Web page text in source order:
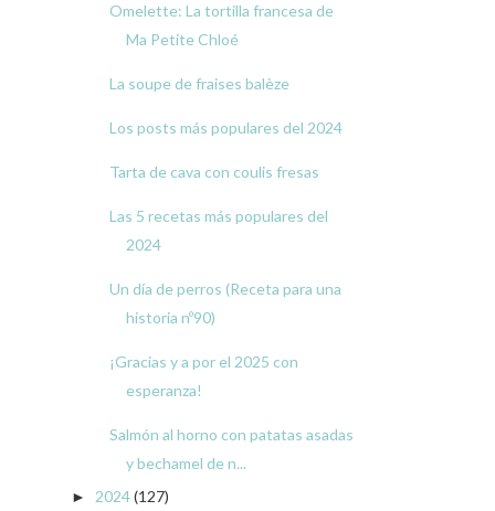
Omelette: La tortilla francesa de
Ma Petite Chloé
La soupe de fraises balèze
Los posts más populares del 2024
Tarta de cava con coulis fresas
Las 5 recetas más populares del
2024
Un día de perros (Receta para una
historia nº90)
¡Gracias y a por el 2025 con
esperanza!
Salmón al horno con patatas asadas
y bechamel de n...
► 2024(127)